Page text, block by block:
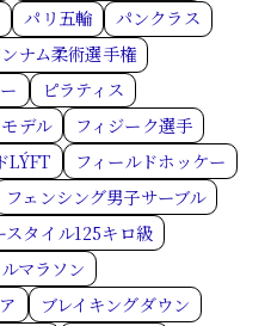
パリ五輪
パンクラス
ナム柔術選手権
ピラティス
デル
フィジーク選手
LÝFT
フィールドホッケー
フェンシング男子サーブル
スタイル125キロ級
マラソン
ブレイキングダウン